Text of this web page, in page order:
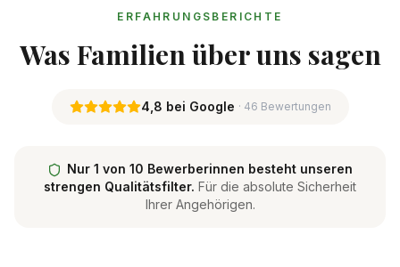
ERFAHRUNGSBERICHTE
Was Familien über uns sagen
4,8 bei Google · 46 Bewertungen
Nur 1 von 10 Bewerberinnen besteht unseren
strengen Qualitätsfilter. Für die absolute Sicherheit
Ihrer Angehörigen.